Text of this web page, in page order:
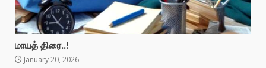
மாயத் திரை..!
January 20, 2026